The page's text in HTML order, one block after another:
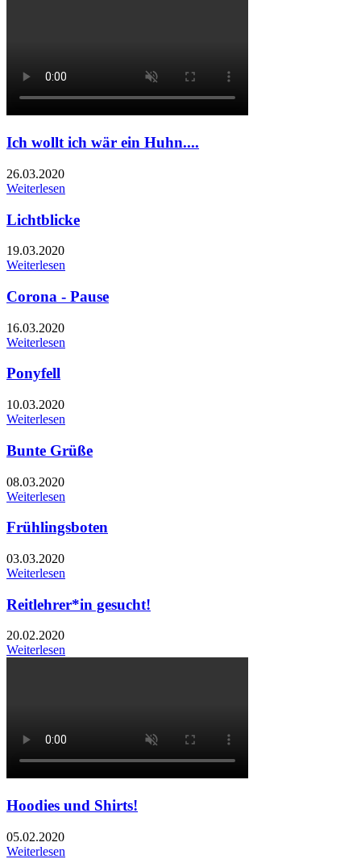
Ich wollt ich wär ein Huhn....
26.03.2020
Weiterlesen
Lichtblicke
19.03.2020
Weiterlesen
Corona - Pause
16.03.2020
Weiterlesen
Ponyfell
10.03.2020
Weiterlesen
Bunte Grüße
08.03.2020
Weiterlesen
Frühlingsboten
03.03.2020
Weiterlesen
Reitlehrer*in gesucht!
20.02.2020
Weiterlesen
Hoodies und Shirts!
05.02.2020
Weiterlesen